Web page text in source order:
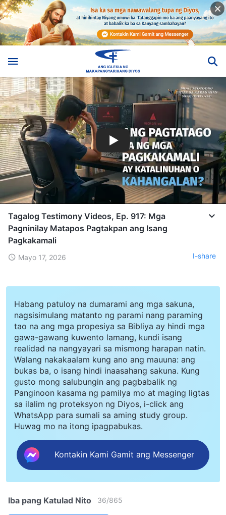
Tagalog Testimony Videos, Ep. 917: Mga
Pagninilay Matapos Pagtakpan ang Isang
Pagkakamali
Mayo 17, 2026 I-share
Habang patuloy na dumarami ang mga sakuna,
nagsisimulang matanto ng parami nang paraming
tao na ang mga propesiya sa Bibliya ay hindi mga
gawa-gawang kuwento lamang, kundi isang
realidad na nangyayari sa mismong harapan natin.
Walang nakakaalam kung ano ang mauuna: ang
bukas ba, o isang hindi inaasahang sakuna. Kung
gusto mong salubungin ang pagbabalik ng
Panginoon kasama ng pamilya mo at maging ligtas
sa ilalim ng proteksyon ng Diyos, i-click ang
WhatsApp para sumali sa aming study group.
Huwag mo na itong ipagpabukas.
Kontakin Kami Gamit ang Messenger
Iba pang Katulad Nito 36/865